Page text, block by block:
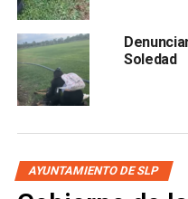
a todas las colonias de
alumbrado público, vamos
Soledad
AYUNTAMIENTO DE SLP